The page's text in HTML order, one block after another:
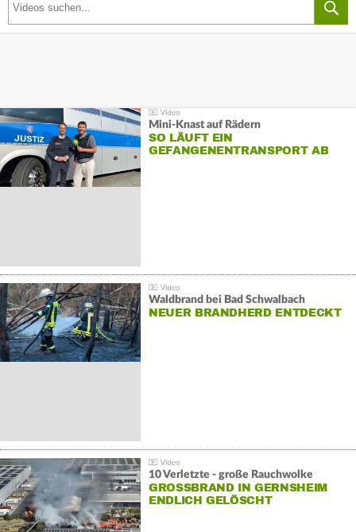
Mini-Knast auf Rädern
SO LÄUFT EIN
GEFANGENENTRANSPORT AB
Waldbrand bei Bad Schwalbach
NEUER BRANDHERD ENTDECKT
10 Verletzte - große Rauchwolke
GROSSBRAND IN GERNSHEIM E
NDLICH GELÖSCHT